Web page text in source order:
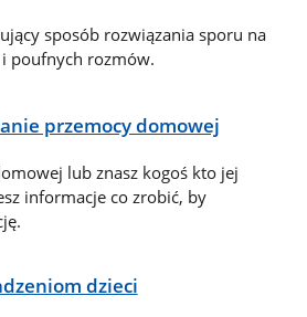
sposób rozwiązania sporu na
poufnych rozmów.
przemocy domowej
lub znasz kogoś kto jej
informacje co zrobić, by
dzieci